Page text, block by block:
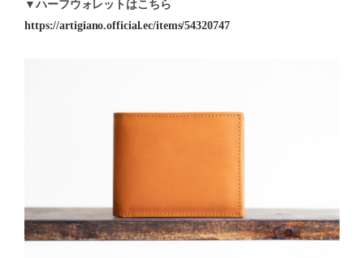
▼ハーフウォレットはこちら
https://artigiano.official.ec/items/54320747